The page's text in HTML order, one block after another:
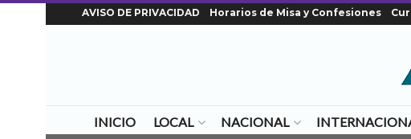
AVISO DE PRIVACIDAD Horarios de Misa y Confesiones
INICIO LOCAL NACIONAL